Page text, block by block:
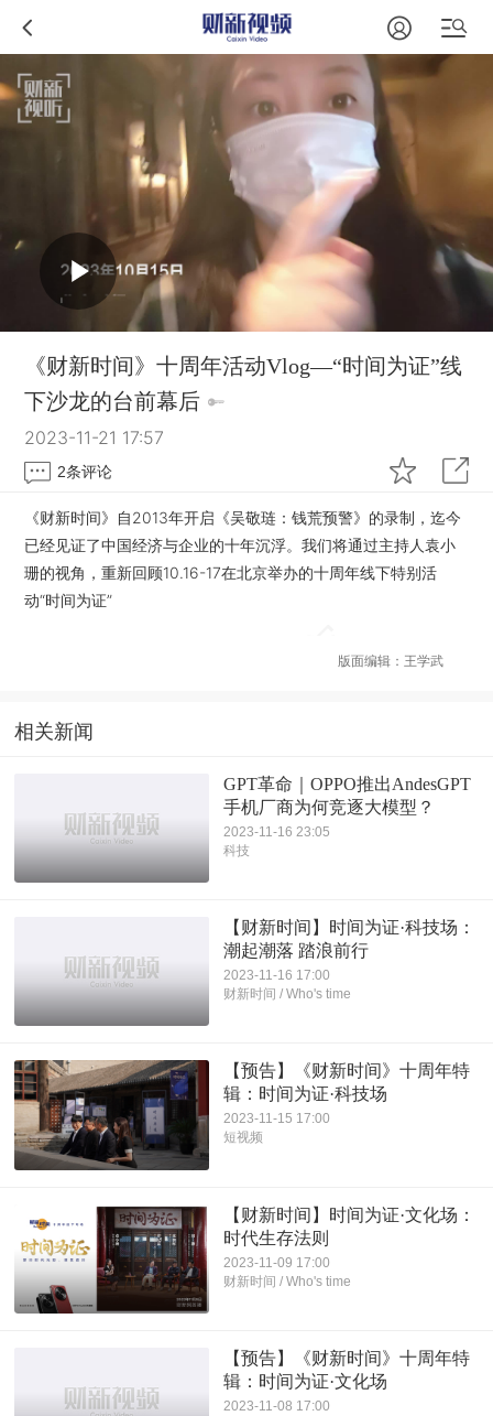
《财新时间》十周年活动Vlog—“时间为证”线
下沙龙的台前幕后
2023-11-21 17:57
2条评论
《财新时间》自2013年开启《吴敬琏：钱荒预警》的录制，迄今
已经见证了中国经济与企业的十年沉浮。我们将通过主持人袁小
珊的视角，重新回顾10.16-17在北京举办的十周年线下特别活
动“时间为证”
版面编辑：王学武
相关新闻
GPT革命｜OPPO推出AndesGPT
手机厂商为何竞逐大模型？
2023-11-16 23:05
科技
【财新时间】时间为证·科技场：
潮起潮落 踏浪前行
2023-11-16 17:00
财新时间 / Who's time
【预告】《财新时间》十周年特
辑：时间为证·科技场
2023-11-15 17:00
短视频
【财新时间】时间为证·文化场：
时代生存法则
2023-11-09 17:00
财新时间 / Who's time
【预告】《财新时间》十周年特
辑：时间为证·文化场
2023-11-08 17:00